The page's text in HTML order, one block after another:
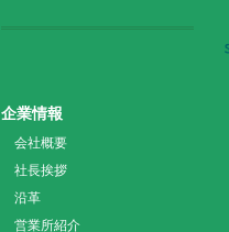
企業情報
会社概要
社長挨拶
沿革
営業所紹介